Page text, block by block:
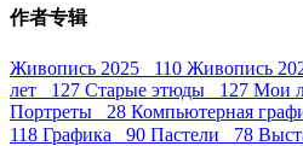
作者专辑
Живопись 2025 110 Живопись
лет 127 Старые этюды 127 Мои
Портреты 28 Компьютерная
118 Графика 90 Пастели 78